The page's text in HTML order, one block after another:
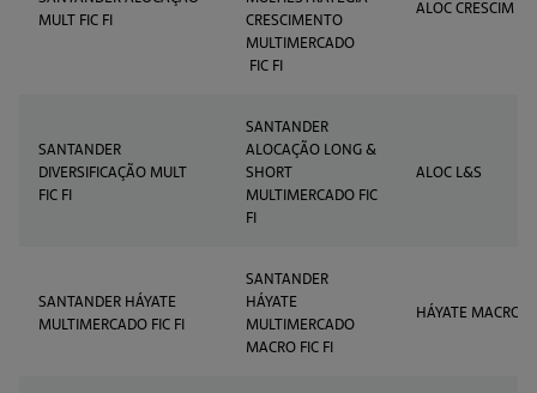
MULT FIC FI
CRESCIMENTO
MULTIMERCADO
FIC FI
ALOC CRESCIM
SANTANDER
DIVERSIFICAÇÃO MULT
FIC FI
SANTANDER
ALOCAÇÃO LONG &
SHORT
MULTIMERCADO FIC
FI
ALOC L&S
SANTANDER HÁYATE
MULTIMERCADO FIC FI
SANTANDER
HÁYATE
MULTIMERCADO
MACRO FIC FI
HÁYATE MACRO